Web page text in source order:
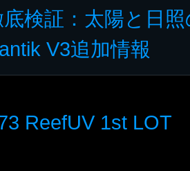
検証：太陽と日
V3追加情報
ReefUV 1st LOT